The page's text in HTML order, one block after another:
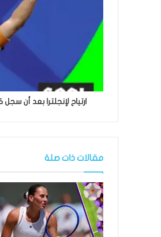
ارتياح لإنجلترا بعد أن
مقالات ذات صلة